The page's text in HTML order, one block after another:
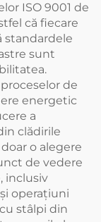
ISO 9001 de
că fiecare
standardele
sunt
de
energetic
a
clădirile
o alegere
de vedere
inclusiv
operațiuni
stâlpi din